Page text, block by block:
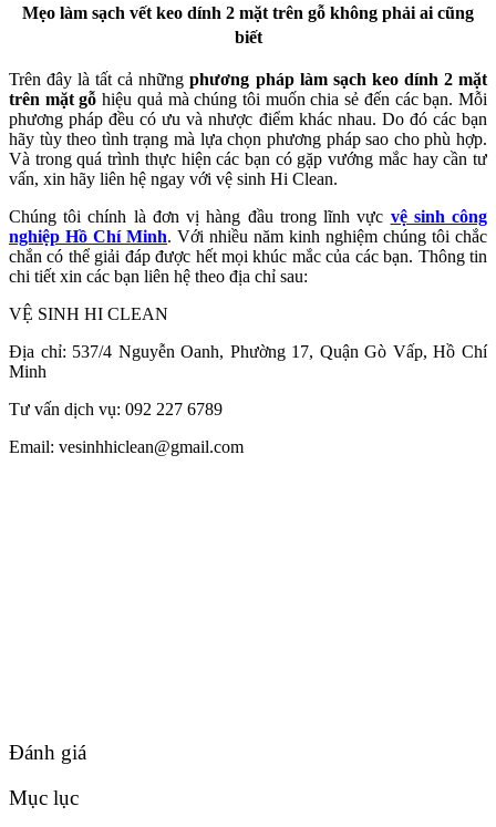
Mẹo làm sạch vết keo dính 2 mặt trên gỗ không phải ai cũng
biết
Trên đây là tất cả nhữngphương pháp làm sạch keo dính 2 mặt
trên mặt gỗ hiệu quả mà chúng tôi muốn chia sẻ đến các bạn. Mỗi
phương pháp đều có ưu và nhược điểm khác nhau. Do đó các bạn
hãy tùy theo tình trạng mà lựa chọn phương pháp sao cho phù hợp.
Và trong quá trình thực hiện các bạn có gặp vướng mắc hay cần tư
vấn, xin hãy liên hệ ngay với vệ sinh Hi Clean.
Chúng tôi chính là đơn vị hàng đầu trong lĩnh vực vệ sinh công
nghiệp Hồ Chí Minh. Với nhiều năm kinh nghiệm chúng tôi chắc
chắn có thể giải đáp được hết mọi khúc mắc của các bạn. Thông tin
chi tiết xin các bạn liên hệ theo địa chỉ sau:
VỆ SINH HI CLEAN
Địa chỉ: 537/4 Nguyễn Oanh, Phường 17, Quận Gò Vấp, Hồ Chí
Minh
Tư vấn dịch vụ: 092 227 6789
Email: vesinhhiclean@gmail.com
Đánh giá
Mục lục